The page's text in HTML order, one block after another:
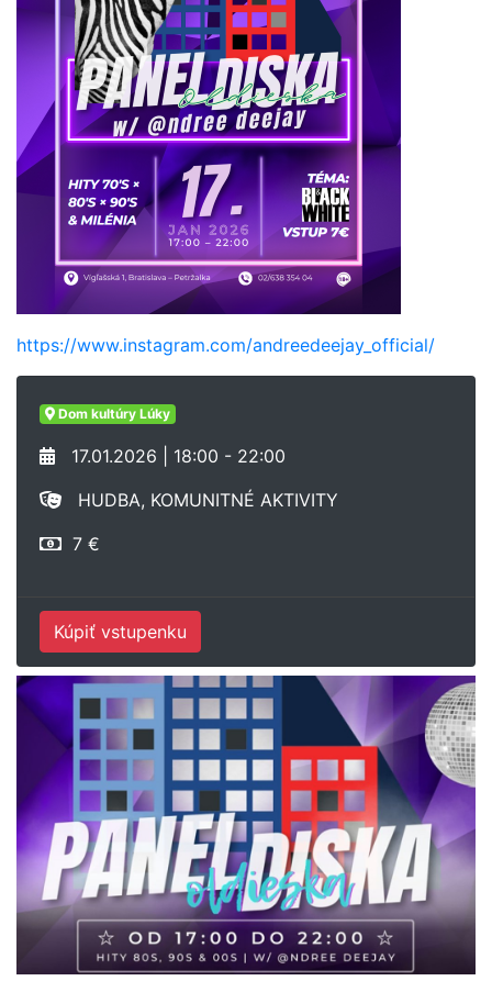
https://www.instagram.com/andreedeejay_official/
Dom kultúry Lúky
17.01.2026 | 18:00 - 22:00
HUDBA, KOMUNITNÉ AKTIVITY
7 €
Kúpiť vstupenku